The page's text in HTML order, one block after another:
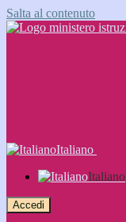
Salta al contenuto
Italiano
Italiano
Accedi